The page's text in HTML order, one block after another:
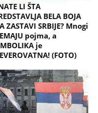
LI ŠTA
BELA BOJA
ZASTAVI SRBIJE? Mnogi
pojma, a
je
(FOTO)